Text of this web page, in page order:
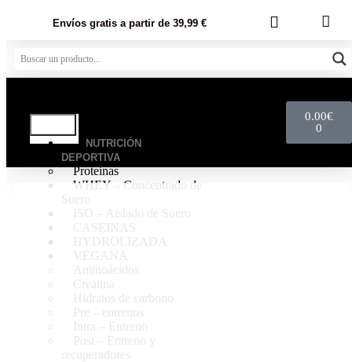
Envíos gratis a partir de 39,99 €
NUTRICIÓN
DEPORTIVA
Proteínas
WHEY – Concentrado de
Suero
ISO – Aislado de Suero
CASEINAS
HYDROLIZADA
VEGANA
Aminoácidos
Creatina
Hidratos de carbono
Pre – entrenos
Intra – Entreno
Post – Entreno y
recuperadores
0.00€
0